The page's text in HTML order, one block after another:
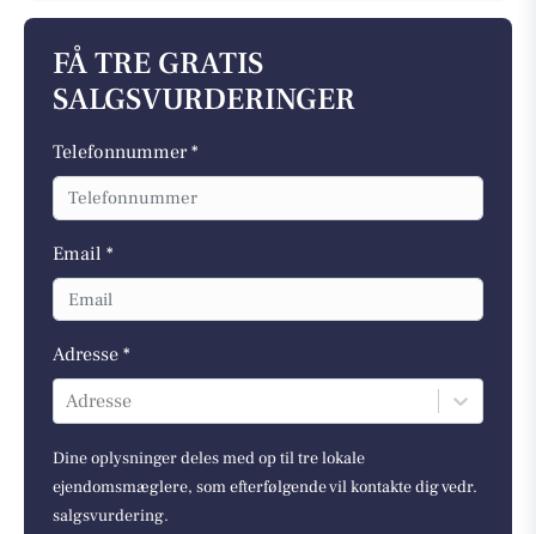
FÅ TRE GRATIS
SALGSVURDERINGER
Telefonnummer *
Email *
Adresse *
Adresse
Dine oplysninger deles med op til tre lokale
ejendomsmæglere, som efterfølgende vil kontakte dig vedr.
salgsvurdering.